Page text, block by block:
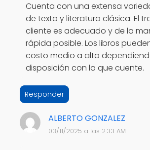
Cuenta con una extensa
de texto y literatura clásica. El
cliente es adecuado y de la
rápida posible. Los libros
costo medio a alto
disposición con la que cuente.
Responder
ALBERTO GONZALEZ
03/11/2025 a las 2:33 AM